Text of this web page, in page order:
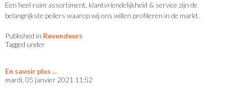
Een heel ruim assortiment, klantvriendelijkheid & service zijn de
belangrijkste peilers waarop wij ons willen profileren in de markt.
Published in Revendeurs
Tagged under
En savoir plus
mardi, 05 janvier 2021 11:52